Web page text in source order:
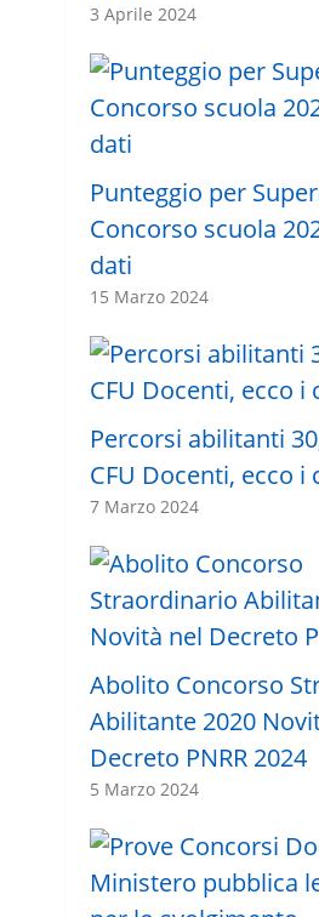
3 Aprile 2024
Punteggio per
Concorso scuola
dati
15 Marzo 2024
Percorsi abilitanti
CFU Docenti, ecco i
7 Marzo 2024
Abolito Concorso
Abilitante 2020
Decreto PNRR 2024
5 Marzo 2024